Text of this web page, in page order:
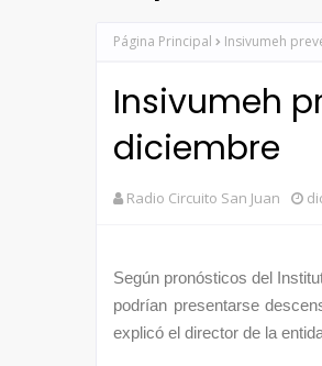
Página Principal Insivumeh
Insivumeh
diciembre
Radio Circuito San Juan
Según pronósticos del
podrían presentarse
explicó el director de la